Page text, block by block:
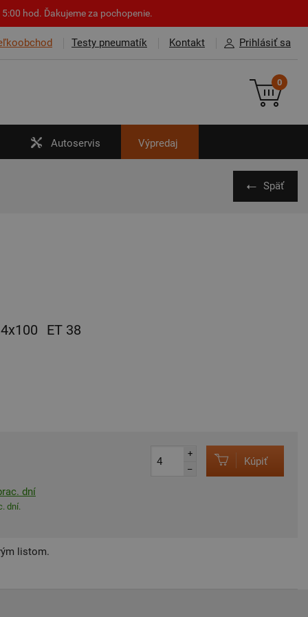
hod. Ďakujeme za pochopenie.
Testy pneumatík Kontakt Prihlásiť sa
0
Autoservis Výpredaj
Späť
4x100 ET 38
dní
dní.
+
–
Kúpiť
listom.